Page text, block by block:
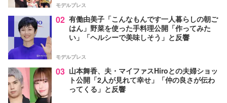
モデルプレス
02 有働由美子「こんなもんです一人暮らしの朝ご
はん」野菜を使った手料理公開「作ってみた
い」「ヘルシーで美味しそう」と反響
モデルプレス
03 山本舞香、夫・マイファスHiroとの夫婦ショッ
ト公開「2人が見れて幸せ」「仲の良さが伝わ
ってくる」と反響